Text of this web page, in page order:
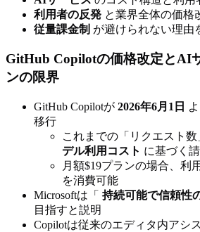
利用者の反発 と業界全体の価格
従量課金制 が避けられない理由
GitHub Copilotの価格改定とAI
ンの限界
GitHub Copilotが 2026年6月1日
移行
これまでの「リクエスト数
デル利用コスト に基づく
月額$19プランの場合、利
を消費可能
Microsoftは「 持続可能で信頼性
目指すと説明
Copilotは従来のエディタ内アシ